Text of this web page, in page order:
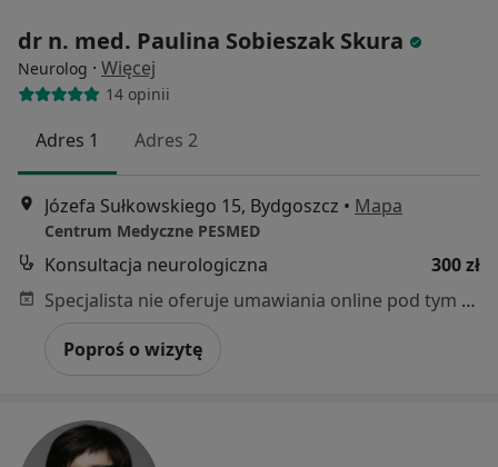
dr n. med. Paulina Sobieszak Skura
Neurolog · Więcej
14 opinii
Adres 1 Adres 2
Józefa Sułkowskiego 15, Bydgoszcz • Mapa
Centrum Medyczne PESMED
Konsultacja neurologiczna
300 zł
Specjalista nie oferuje umawiania online pod tym adresem.
Poproś o wizytę